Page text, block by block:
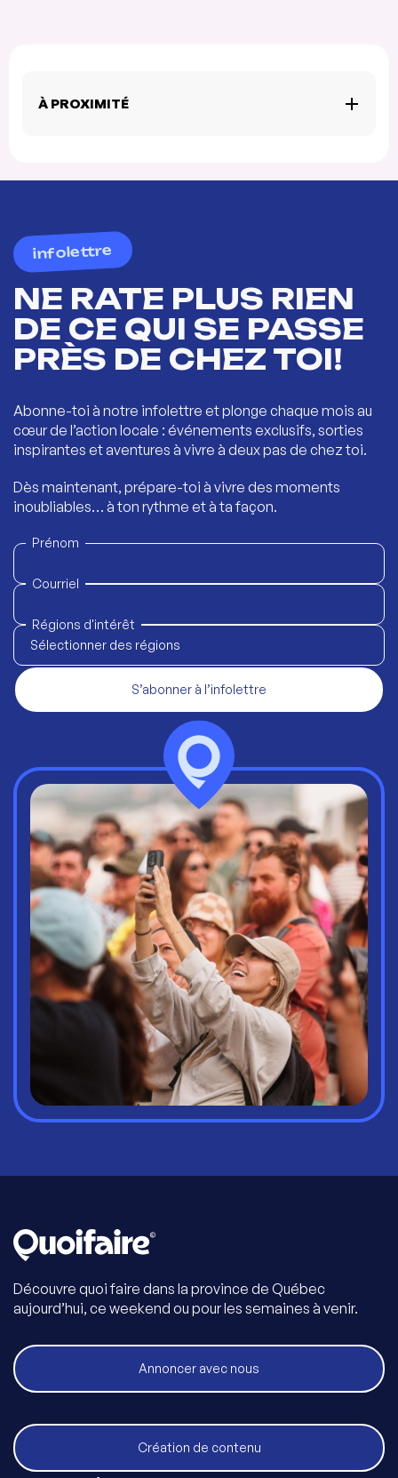
À PROXIMITÉ
infolettre
NE RATE PLUS RIEN
DE CE QUI SE PASSE
PRÈS DE CHEZ TOI!
Abonne-toi à notre infolettre et plonge chaque mois au
cœur de l’action locale : événements exclusifs, sorties
inspirantes et aventures à vivre à deux pas de chez toi.
Dès maintenant, prépare-toi à vivre des moments
inoubliables… à ton rythme et à ta façon.
Prénom
Courriel
Régions d'intérêt
Sélectionner des régions
S’abonner à l’infolettre
Découvre quoi faire dans la province de Québec
aujourd’hui, ce weekend ou pour les semaines à venir.
Annoncer avec nous
Création de contenu